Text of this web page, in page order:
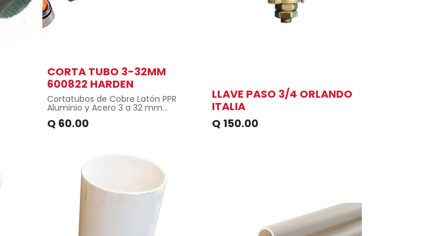
CORTA TUBO 3-32MM
600822 HARDEN
Cortatubos de Cobre Latón PPR
Aluminio y Acero 3 a 32 mm
Harden.
tubos PPR, aluminio y acero de
pared delgada.
Tamaño compacto y peso ligero,
adecuado para usar en áreas de
espacio pequeño.
La cuchilla de acero de alta
velocidad le proporciona el corte
Q 60.00
LLAVE PASO 3/4 ORLANDO
ITALIA
Q 150.00